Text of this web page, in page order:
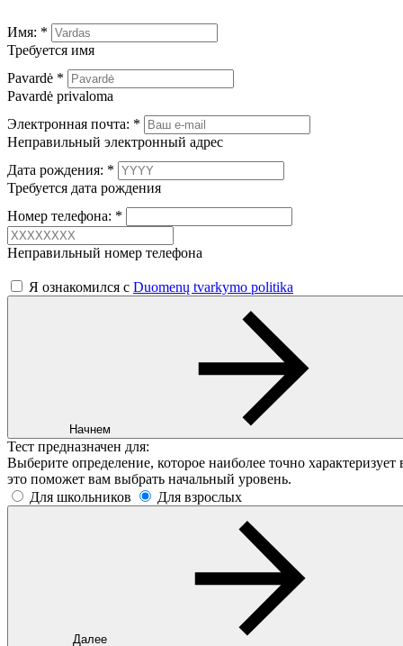
Имя: *
Требуется имя
Pavardė *
Pavardė privaloma
Электронная почта: *
Неправильный электронный адрес
Дата рождения: *
Требуется дата рождения
Номер телефона: *
Неправильный номер телефона
Я ознакомился с Duomenų tvarkymo politika
Начнем
Тест предназначен для:
Выберите определение, которое наиболее точно
это поможет вам выбрать начальный уровень.
Для школьников
Для взрослых
Далее